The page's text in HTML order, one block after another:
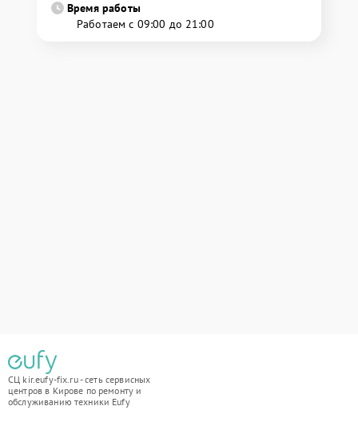
Время работы
Работаем с 09:00 до 21:00
СЦ kir.eufy-fix.ru - сеть сервисных
центров в Кирове по ремонту и
обслуживанию техники Eufy